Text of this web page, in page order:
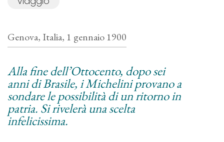
Genova, Italia, 1 gennaio 1900
Alla fine dell’Ottocento, dopo sei
anni di Brasile, i Michelini provano a
sondare le possibilità di un ritorno in
patria. Si rivelerà una scelta
infelicissima.